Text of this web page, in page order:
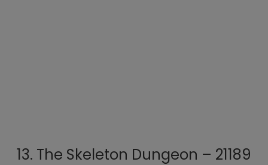
13. The Skeleton Dungeon – 21189